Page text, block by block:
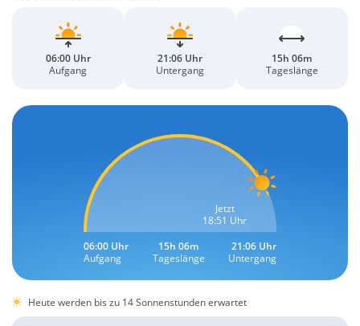
06:00 Uhr
Aufgang
21:06 Uhr
Untergang
15h 06m
Tageslänge
Jetzt
18:51 Uhr
06:00 Uhr
Aufgang
15h 06m
Tageslänge
21:06 Uhr
Untergang
Heute werden bis zu 14 Sonnenstunden erwartet